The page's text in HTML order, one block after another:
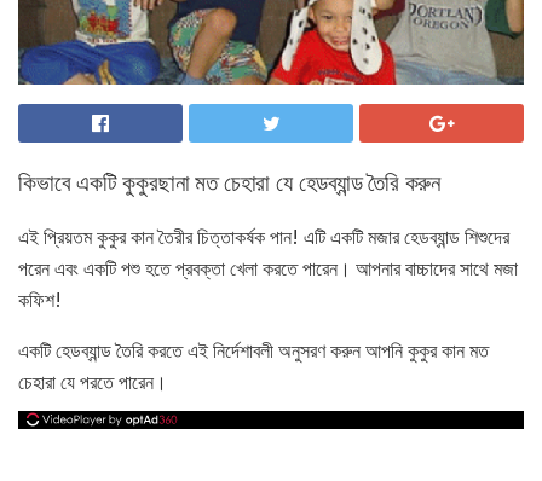
কিভাবে একটি কুকুরছানা মত চেহারা যে হেডব্যান্ড তৈরি করুন
এই প্রিয়তম কুকুর কান তৈরীর চিত্তাকর্ষক পান! এটি একটি মজার হেডব্যান্ড শিশুদের
পরেন এবং একটি পশু হতে প্রবক্তা খেলা করতে পারেন। আপনার বাচ্চাদের সাথে মজা
কফিশ!
একটি হেডব্যান্ড তৈরি করতে এই নির্দেশাবলী অনুসরণ করুন আপনি কুকুর কান মত
চেহারা যে পরতে পারেন।